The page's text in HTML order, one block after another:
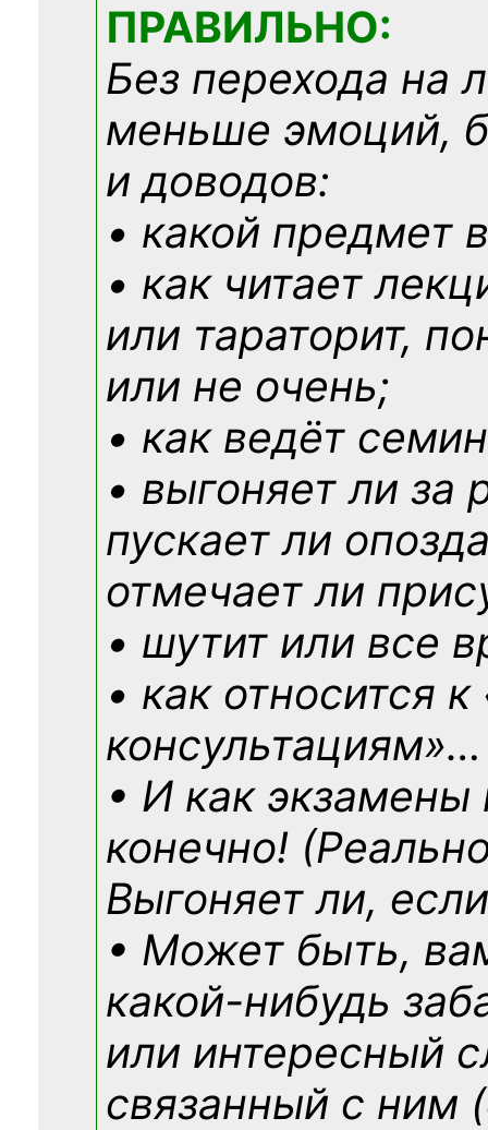
ПРАВИЛЬНО:
Без перехода на
меньше эмоций,
и доводов:
• какой предмет
• как читает
или тараторит,
или не очень;
• как ведёт
• выгоняет ли за
пускает ли
отмечает ли
• шутит или все
• как относится
консультациям»…
• И как экзамены
конечно!
Выгоняет ли,
• Может быть,
какой-нибудь
или интересный
связанный с ним